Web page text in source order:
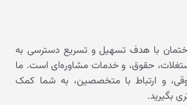
با هدف تسهیل و تسریع دسترسی به
حقوق، و خدمات مشاوره‌ای است. ما
و ارتباط با متخصصین، به شما کمک
بگیرید.